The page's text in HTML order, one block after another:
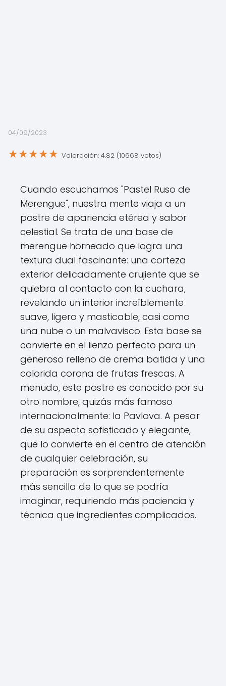
04/09/2023
★★★★★ Valoración: 4.82 (10668 votos)
Cuando escuchamos "Pastel Ruso de
Merengue", nuestra mente viaja a un
postre de apariencia etérea y sabor
celestial. Se trata de una base de
merengue horneado que logra una
textura dual fascinante: una corteza
exterior delicadamente crujiente que se
quiebra al contacto con la cuchara,
revelando un interior increíblemente
suave, ligero y masticable, casi como
una nube o un malvavisco. Esta base se
convierte en el lienzo perfecto para un
generoso relleno de crema batida y una
colorida corona de frutas frescas. A
menudo, este postre es conocido por su
otro nombre, quizás más famoso
internacionalmente: la Pavlova. A pesar
de su aspecto sofisticado y elegante,
que lo convierte en el centro de atención
de cualquier celebración, su
preparación es sorprendentemente
más sencilla de lo que se podría
imaginar, requiriendo más paciencia y
técnica que ingredientes complicados.